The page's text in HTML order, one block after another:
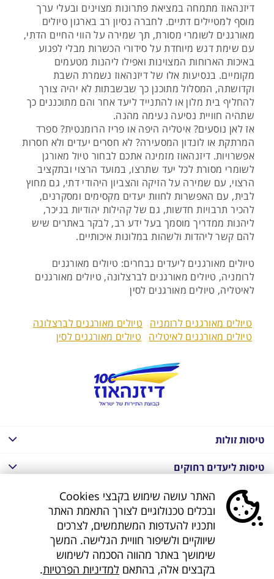
דיזנהאוז מתמחה במציאת פתרונות מצוינים ובעלי ערך
מוסף למטיילים דתיים. לחברה נסיון רב בארגון טיולים
מאורגנים לשומרי מסורת, תך שמירה על הווי החיים הדתי,
עם שימת דגש מיוחדת על סידורי הכשרות מבלי לפגוע
באיכות הארוחות המצוינות ואפילו ליהנות מטעמים
מקומיים. בנסיעות אלו של דיזנהאוז נשמרת השבת
וקדושתה, המסלול מתוכנן כך שבשבתות לא יהיה צורך
להחליף בית מלון או להתנייד ליעד אחר והם מתוכננים כך
שתהיה חוויית נסיעה נעימה מהנה.
אז לאן נוסעים? איטליה היפה או פריז הרומנטית? ספרד
המרתקת או לונדון המסעירה? לא חסרים יעדים ולא חסרות
אפשרויות. דיזנהאוז מזמינה אתכם לבחור טיול מאורגן
לשומרי מסורת לכל יעד שתרצו, במועד הרצוי ובתקציב
הרצוי, עם שמירה על הזיקה והצביון היהודי דתי, גם מחוץ
לבית, עם האפשרות לחוות יעדים מקסימים ומסקרנים,
להכיר תרבויות חדשות, גם של קהילות יהודיות בניכר,
ליהנות ממדריך מוסמך בעל ידע רב, לבקר באתרים שיש
להם קשר ליהדות ולשהות במלונות איכותיים.
טיולים מאורגנים ליעדים נבחרים: טיולים מאורגנים
לרומניה, טיולים מאורגנים לברצלונה, טיולים מאורגנים
לאיטליה, טיולים מאורגנים לסין
טיולים מאורגנים לרומניה
טיולים מאורגנים לברצלונה
טיולים מאורגנים לאיטליה
טיולים מאורגנים לסין
טיסות זולות
טיסות ליעדים רחוקים
חבילות נופש בחו"ל
חבילות נופש בחו"ל
חבילות טוס וסע
האתר עושה שימוש בקבצי Cookies
ובכלים טכנולוגיים לצורך התאמת האתר
ותכניו להעדפות המשתמשים, לצרכים
שיווקיים ולשיפור חוויית הגלישה. המשך
שימושך באתר מהווה הסכמה לשימוש
בקבצים אלה, בהתאם למדיניות הפרטיות.